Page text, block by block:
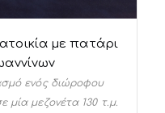
με πατάρι
ενός διώροφου
μία μεζονέτα 130 τ.μ.